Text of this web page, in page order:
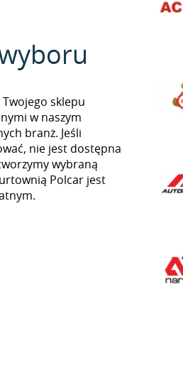
sklepu
w naszym
branż. Jeśli
nie jest dostępna
wybraną
Polcar jest